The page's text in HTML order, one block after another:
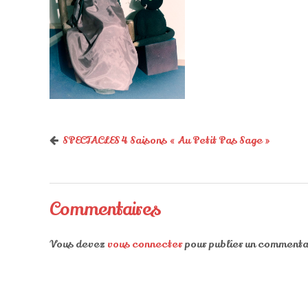
SPECTACLES 4 Saisons « Au Petit Pas Sage »
Commentaires
Vous devez vous connecterpour publier un